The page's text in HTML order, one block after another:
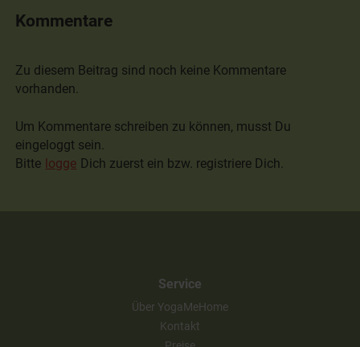
Kommentare
Zu diesem Beitrag sind noch keine Kommentare
vorhanden.
Um Kommentare schreiben zu können, musst Du
eingeloggt sein.
Bitte logge Dich zuerst ein bzw. registriere Dich.
Service
Über YogaMeHome
Kontakt